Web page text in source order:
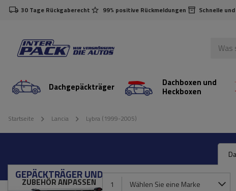
30 Tage Rückgaberecht 99% positive Rückmeldungen Schnelle
Dachgepäckträger Dachboxen und
Heckboxen
Startseite Lancia Lybra (1999-2005)
GEPÄCKTRÄGER UND
ZUBEHÖR ANPASSEN 1 Wählen Sie eine Marke